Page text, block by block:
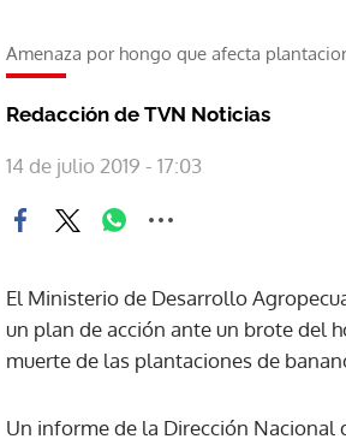
Amenaza por hongo que afecta
Redacción de TVN Noticias
14 de julio 2019 - 17:03
El Ministerio de Desarrollo
un plan de acción ante un brote del
muerte de las plantaciones de
Un informe de la Dirección Nacional